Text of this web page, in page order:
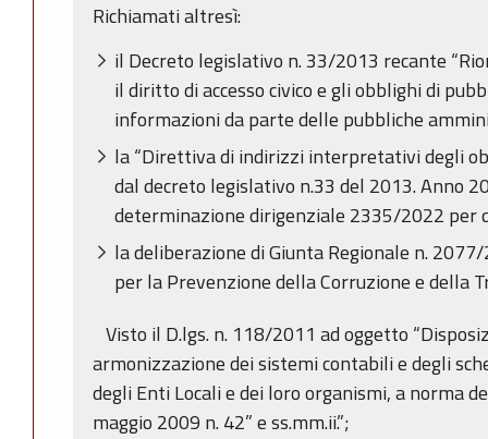
Richiamati altresì:
il Decreto legislativo n. 33/2013 recante
il diritto di accesso civico e gli obblighi di
informazioni da parte delle pubbliche
la “Direttiva di indirizzi interpretativi degli
dal decreto legislativo n.33 del 2013. Anno
determinazione dirigenziale 2335/2022 per
la deliberazione di Giunta Regionale n.
per la Prevenzione della Corruzione e della
Visto il D.lgs. n. 118/2011 ad oggetto
armonizzazione dei sistemi contabili e degli
degli Enti Locali e dei loro organismi, a norma
maggio 2009 n. 42” e ss.mm.ii.”;